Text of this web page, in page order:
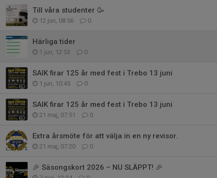
Till våra studenter 🥳
12 jun, 08:56 0
Härliga tider
1 jun, 12:53 0
SAIK firar 125 år med fest i Trebo 13 juni
1 jun, 10:45 0
SAIK firar 125 år med fest i Trebo 13 juni
21 maj, 07:51 0
Extra årsmöte för att välja in en ny revisor.
21 maj, 07:20 0
🎉 Säsongskort 2026 – NU SLÄPPT! 🎉